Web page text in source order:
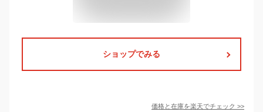
ショップでみる
価格と在庫を楽天でチェック >>